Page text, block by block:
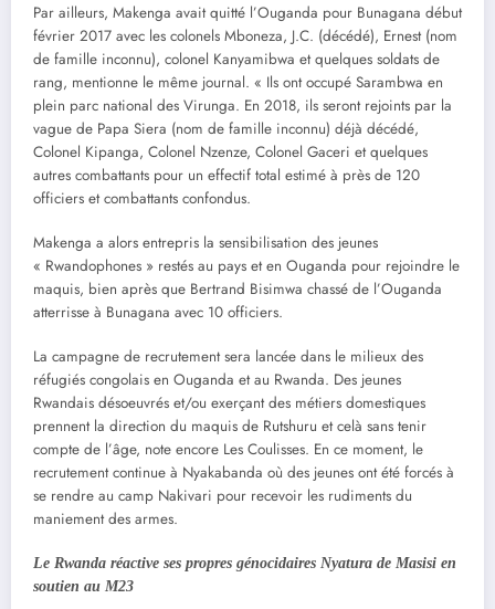
Par ailleurs, Makenga avait quitté l’Ouganda pour Bunagana début
février 2017 avec les colonels Mboneza, J.C. (décédé), Ernest (nom
de famille inconnu), colonel Kanyamibwa et quelques soldats de
rang, mentionne le même journal. « Ils ont occupé Sarambwa en
plein parc national des Virunga. En 2018, ils seront rejoints par la
vague de Papa Siera (nom de famille inconnu) déjà décédé,
Colonel Kipanga, Colonel Nzenze, Colonel Gaceri et quelques
autres combattants pour un effectif total estimé à près de 120
officiers et combattants confondus.
Makenga a alors entrepris la sensibilisation des jeunes
« Rwandophones » restés au pays et en Ouganda pour rejoindre le
maquis, bien après que Bertrand Bisimwa chassé de l’Ouganda
atterrisse à Bunagana avec 10 officiers.
La campagne de recrutement sera lancée dans le milieux des
réfugiés congolais en Ouganda et au Rwanda. Des jeunes
Rwandais désoeuvrés et/ou exerçant des métiers domestiques
prennent la direction du maquis de Rutshuru et celà sans tenir
compte de l’âge, note encore Les Coulisses. En ce moment, le
recrutement continue à Nyakabanda où des jeunes ont été forcés à
se rendre au camp Nakivari pour recevoir les rudiments du
maniement des armes.
Le Rwanda réactive ses propres génocidaires Nyatura de Masisi en
soutien au M23